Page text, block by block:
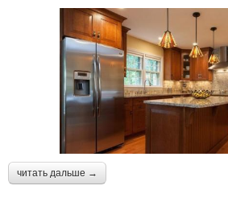
читать дальше →